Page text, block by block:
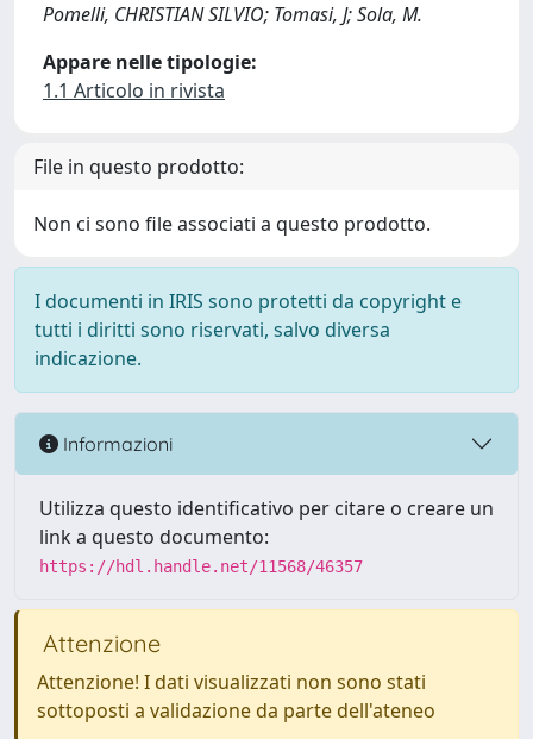
Pomelli, CHRISTIAN SILVIO; Tomasi, J; Sola, M.
Appare nelle tipologie:
1.1 Articolo in rivista
File in questo prodotto:
Non ci sono file associati a questo prodotto.
I documenti in IRIS sono protetti da copyright e
tutti i diritti sono riservati, salvo diversa
indicazione.
Informazioni
Utilizza questo identificativo per citare o creare un
link a questo documento:
https://hdl.handle.net/11568/46357
Attenzione
Attenzione! I dati visualizzati non sono stati
sottoposti a validazione da parte dell'ateneo